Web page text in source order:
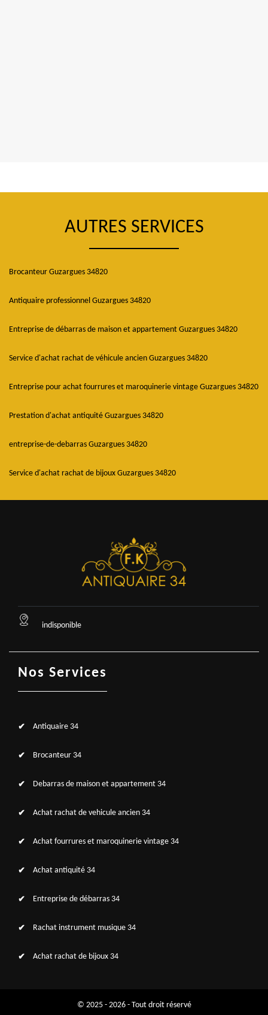
AUTRES SERVICES
Brocanteur Guzargues 34820
Antiquaire professionnel Guzargues 34820
Entreprise de débarras de maison et appartement Guzargues 34820
Service d'achat rachat de véhicule ancien Guzargues 34820
Entreprise pour achat fourrures et maroquinerie vintage Guzargues 34820
Prestation d'achat antiquité Guzargues 34820
entreprise-de-debarras Guzargues 34820
Service d'achat rachat de bijoux Guzargues 34820
indisponible
Nos Services
Antiquaire 34
Brocanteur 34
Debarras de maison et appartement 34
Achat rachat de vehicule ancien 34
Achat fourrures et maroquinerie vintage 34
Achat antiquité 34
Entreprise de débarras 34
Rachat instrument musique 34
Achat rachat de bijoux 34
© 2025 - 2026 - Tout droit réservé